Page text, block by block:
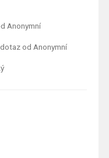
Anonymní
od Anonymní